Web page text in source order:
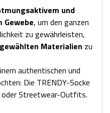
und
, um den ganzen
zu gewährleisten,
Materialien zu
authentischen und
Die TRENDY-Socke
Streetwear-Outfits.